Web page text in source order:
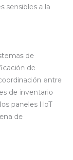
sensibles a la
de
de
entre
de inventario
paneles IIoT
de